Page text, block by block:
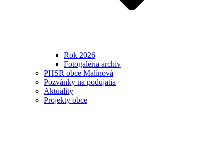
Rok 2026
Fotogaléria archiv
PHSR obce Malinová
Pozvánky na podujatia
Aktuality
Projekty obce